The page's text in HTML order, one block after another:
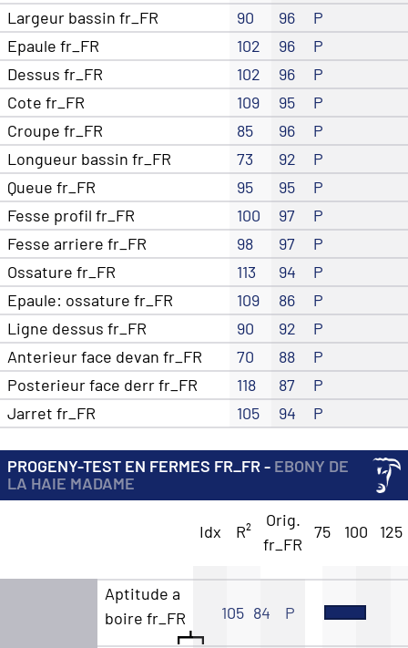
Largeur bassin fr_FR
90 96
P
Epaule fr_FR
102 96
P
Dessus fr_FR
102 96
P
Cote fr_FR
109 95
P
Croupe fr_FR
85 96
P
Longueur bassin fr_FR
73 92
P
Queue fr_FR
95 95
P
Fesse profil fr_FR
100 97
P
Fesse arriere fr_FR
98 97
P
Ossature fr_FR
113 94
P
Epaule: ossature fr_FR
109 86
P
Ligne dessus fr_FR
90 92
P
Anterieur face devan fr_FR
70 88
P
Posterieur face derr fr_FR
118 87
P
Jarret fr_FR
105 94 P
PROGENY-TEST EN FERMES FR_FR - EBONY DE
LA HAIE MADAME
Idx R²
Orig.
fr_FR
75 100 125
Aptitude a
boire fr_FR
105 84 P